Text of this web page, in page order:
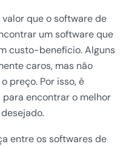
que o software de
um software que
custo-benefício. Alguns
caros, mas não
preço. Por isso, é
encontrar o melhor
entre os softwares de